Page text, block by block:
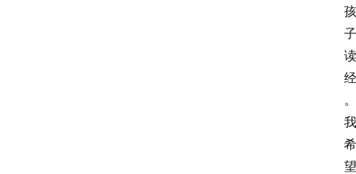
孩
子
读
经
。
我
希
望